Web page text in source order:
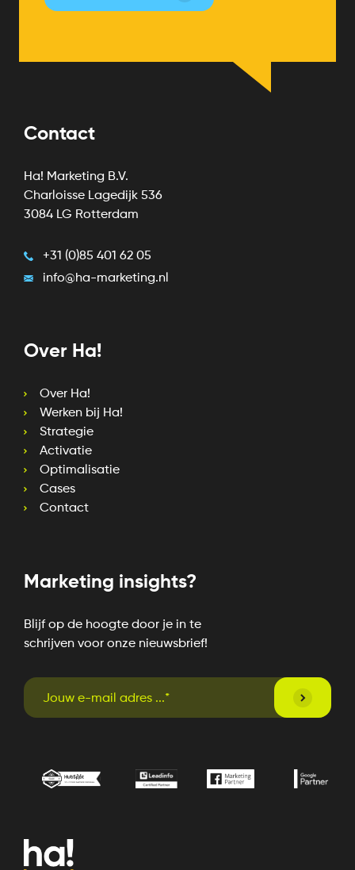
Over Ha!
Over Ha!
Werken bij Ha!
Strategie
Activatie
Optimalisatie
Cases
Contact
Marketing insights?
Blijf op de hoogte door je in te
schrijven voor onze nieuwsbrief!
Contact
Ha! Marketing B.V.
Charloisse Lagedijk 536
3084 LG Rotterdam
+31 (0)85 401 62 05
info@ha-marketing.nl